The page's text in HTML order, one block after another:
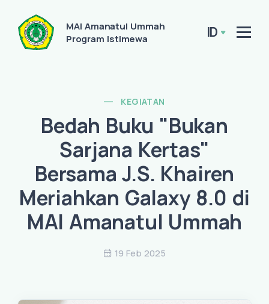
MAI Amanatul Ummah
Program Istimewa
ID
KEGIATAN
Bedah Buku "Bukan
Sarjana Kertas"
Bersama J.S. Khairen
Meriahkan Galaxy 8.0 di
MAI Amanatul Ummah
19 Feb 2025